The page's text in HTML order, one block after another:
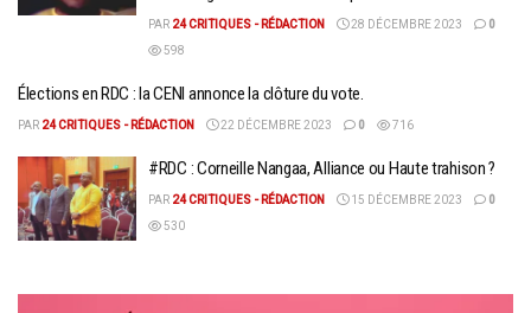
PAR 24 CRITIQUES - RÉDACTION 28 DÉCEMBRE 2023
0
598
Élections en RDC : la CENI annonce la clôture du vote.
PAR 24 CRITIQUES - RÉDACTION 22 DÉCEMBRE 2023 0 716
#RDC : Corneille Nangaa, Alliance ou Haute trahison ?
PAR 24 CRITIQUES - RÉDACTION 15 DÉCEMBRE 2023
0
530